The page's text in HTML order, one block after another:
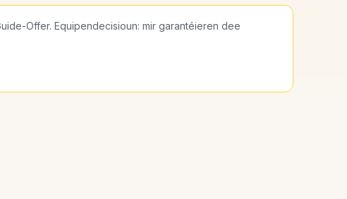
Offer. Equipendecisioun: mir garantéieren dee